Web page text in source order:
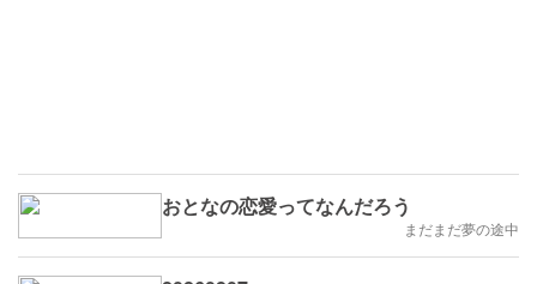
おとなの恋愛ってなんだろう
まだまだ夢の途中